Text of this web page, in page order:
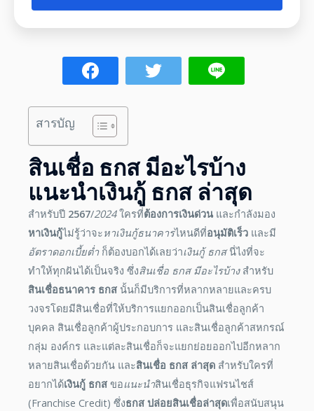
สารบัญ
สินเชื่อ ธกส มีอะไรบ้าง
แนะนำเงินกู้ ธกสล่าสุด
สำหรับปี 2567/2024ใครที่ต้องการเงินด่วน และกำลังมอง
หาเงินกู้ไม่รู้ว่าจะหาเงินกู้ธนาคารไหนดีที่อนุมัติเร็ว และมี
อัตราดอกเบี้ยต่ำ ก็ต้องบอกได้เลยว่าเงินกู้ ธกสนี่ไงที่จะ
ทำให้ทุกฝันได้เป็นจริง ซึ่งสินเชื่อ ธกส มีอะไรบ้างสำหรับ
สินเชื่อธนาคาร ธกส นั้นก็มีบริการที่หลากหลายและครบ
วงจรโดยมีสินเชื่อที่ให้บริการแยกออกเป็นสินเชื่อลูกค้า
บุคคล สินเชื่อลูกค้าผู้ประกอบการ และสินเชื่อลูกค้าสหกรณ์
กลุ่ม องค์กร และแต่ละสินเชื่อก็จะแยกย่อยออกไปอีกหลาก
หลายสินเชื่อด้วยกัน และสินเชื่อ ธกส ล่าสุด สำหรับใครที่
อยากได้เงินกู้ ธกส ขอแนะนำสินเชื่อธุรกิจแฟรนไชส์
(Franchise Credit) ซึ่งธกส ปล่อยสินเชื่อล่าสุดเพื่อสนับสนุน